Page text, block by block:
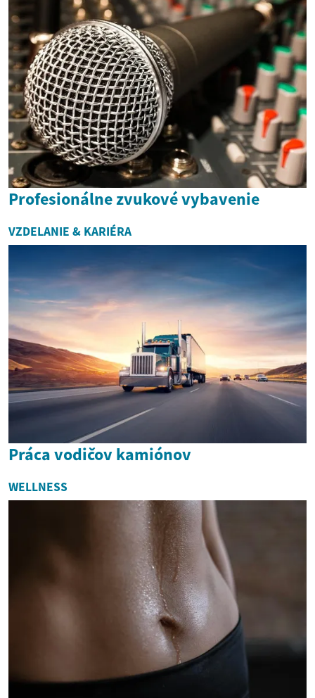
Profesionálne zvukové vybavenie
VZDELANIE & KARIÉRA
Práca vodičov kamiónov
WELLNESS